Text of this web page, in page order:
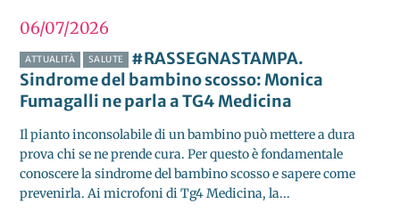
06/072026
ATTUALITÀ SALUTE
#RASSEGNASTAMPA.
Sindrome del bambino scosso: Monica
Fumagalli ne parla a TG4 Medicina
Il pianto inconsolabile di un bambino può mettere a dura
prova chi se ne prende cura. Per questo è fondamentale
conoscere la sindrome del bambino scosso e sapere come
prevenirla. Ai microfoni di Tg4 Medicina, la...